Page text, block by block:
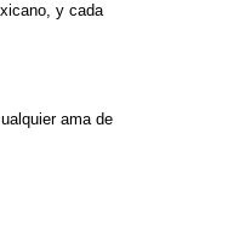
y cada
ama de